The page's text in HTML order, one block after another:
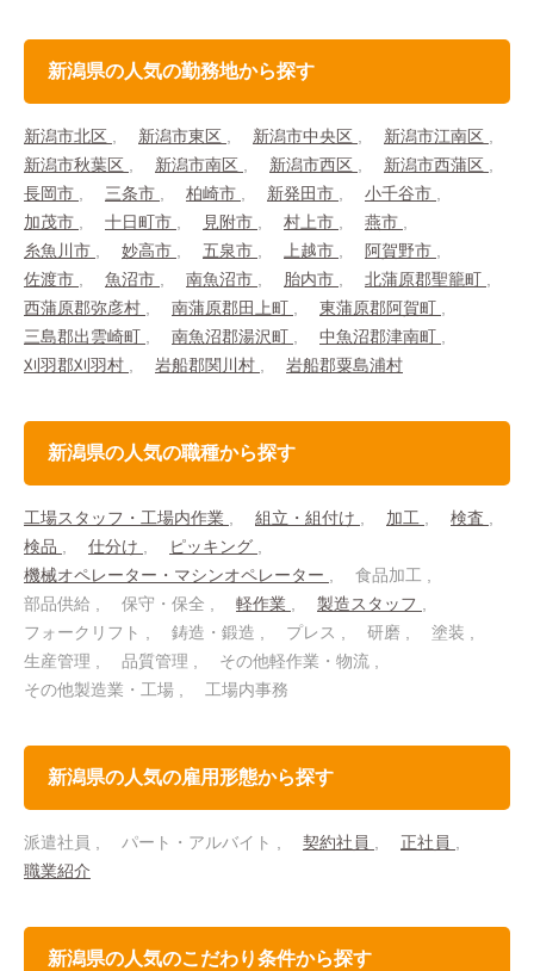
新潟県の人気の勤務地から探す
新潟市北区 新潟市東区 新潟市中央区
新潟市江南区
新潟市秋葉区
新潟市南区 新潟市西区
新潟市西蒲区
長岡市
三条市 柏崎市 新発田市
小千谷市
加茂市
十日町市 見附市 村上市
燕市
糸魚川市
妙高市 五泉市 上越市
阿賀野市
佐渡市
魚沼市 南魚沼市 胎内市
北蒲原郡聖籠町
西蒲原郡弥彦村
南蒲原郡田上町
東蒲原郡阿賀町
三島郡出雲崎町
南魚沼郡湯沢町
中魚沼郡津南町
刈羽郡刈羽村
岩船郡関川村 岩船郡粟島浦村
新潟県の人気の職種から探す
工場スタッフ・工場内作業 組立・組付け 加工
検査
検品
仕分け
ピッキング
機械オペレーター・マシンオペレーター
食品加工
部品供給
保守・保全 軽作業
製造スタッフ
フォークリフト
鋳造・鍛造 プレス 研磨
塗装
生産管理
品質管理
その他軽作業・物流
その他製造業・工場
工場内事務
新潟県の人気の雇用形態から探す
派遣社員 パート・アルバイト 契約社員
正社員
職業紹介
新潟県の人気のこだわり条件から探す